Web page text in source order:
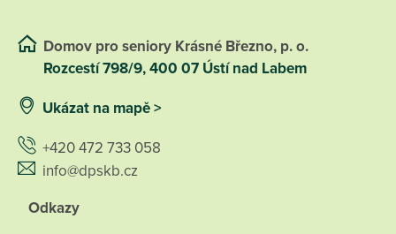
Domov pro seniory Krásné Březno, p. o.
Rozcestí 798/9, 400 07 Ústí nad Labem
Ukázat na mapě >
+420 472 733 058
info@dpskb.cz
Odkazy